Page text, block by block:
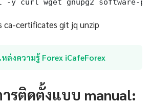
y curl wget gnupg2 software-
certificates git jq unzip
ล่งความรู้ Forex iCafeForex
รติดตั้งแบบ manual: